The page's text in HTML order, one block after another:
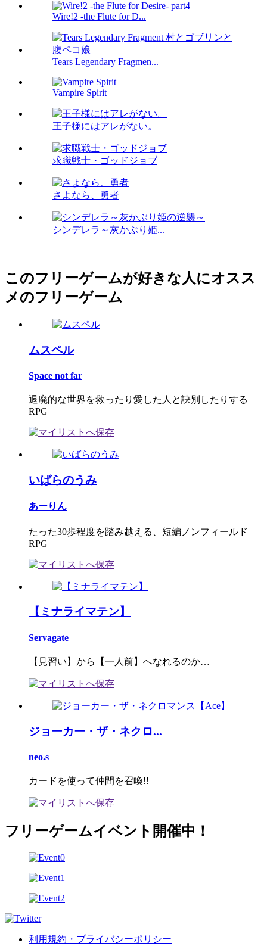
Wire!2 -the Flute for D...
Tears Legendary Fragmen...
Vampire Spirit
王子様にはアレがない。
求職戦士・ゴッドジョブ
さよなら、勇者
シンデレラ～灰かぶり姫...
このフリーゲームが好きな人にオスス
メのフリーゲーム
ムスペル
Space not far
退廃的な世界を救ったり愛した人と訣別したりする
RPG
いばらのうみ
あーりん
たった30歩程度を踏み越える、短編ノンフィールド
RPG
【ミナライマテン】
Servagate
【見習い】から【一人前】へなれるのか…
ジョーカー・ザ・ネクロ...
neo.s
カードを使って仲間を召喚!!
フリーゲームイベント開催中！
利用規約・プライバシーポリシー